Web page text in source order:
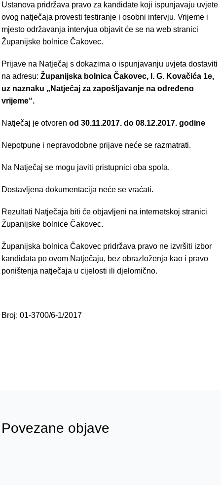
Ustanova pridržava pravo za kandidate koji ispunjavaju uvjete
ovog natječaja provesti testiranje i osobni intervju. Vrijeme i
mjesto održavanja intervjua objavit će se na web stranici
Županijske bolnice Čakovec.
Prijave na Natječaj s dokazima o ispunjavanju uvjeta dostaviti
na adresu: Županijska bolnica Čakovec, I. G. Kovačića 1e,
uz naznaku „Natječaj za zapošljavanje na određeno
vrijeme“.
Natječaj je otvoren od 30.11.2017. do 08.12.2017. godine
Nepotpune i nepravodobne prijave neće se razmatrati.
Na Natječaj se mogu javiti pristupnici oba spola.
Dostavljena dokumentacija neće se vraćati.
Rezultati Natječaja biti će objavljeni na internetskoj stranici
Županijske bolnice Čakovec.
Županijska bolnica Čakovec pridržava pravo ne izvršiti izbor
kandidata po ovom Natječaju, bez obrazloženja kao i pravo
poništenja natječaja u cijelosti ili djelomično.
Broj: 01-3700/6-1/2017
Povezane objave